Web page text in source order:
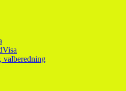
valberedning